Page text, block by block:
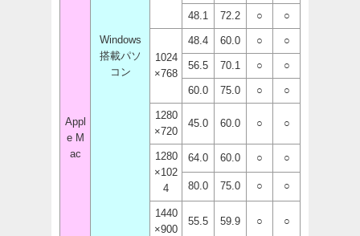
Windows
搭載パソ
コン
Appl
e M
ac
48.1 72.2 ○ ○
1024
×768
48.4 60.0 ○ ○
56.5 70.1 ○ ○
60.0 75.0 ○ ○
1280
×720
45.0 60.0 ○ ○
1280
×102
4
64.0 60.0 ○ ○
80.0 75.0 ○ ○
1440
×900
55.5 59.9 ○ ○